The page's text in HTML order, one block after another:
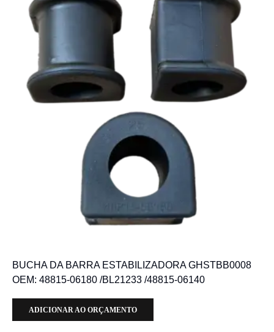
BUCHA DA BARRA ESTABILIZADORA GHSTBB0008
OEM: 48815-06180 /BL21233 /48815-06140
ADICIONAR AO ORÇAMENTO